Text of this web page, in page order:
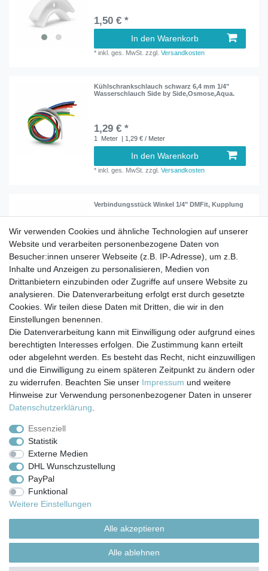
1,50 € *
In den Warenkorb
*inkl. ges. MwSt. zzgl.Versandkosten
Kühlschrankschlauch schwarz 6,4 mm 1/4"
Wasserschlauch Side by Side,Osmose,Aqua.
1,29 € *
1 Meter | 1,29 € / Meter
In den Warenkorb
*inkl. ges. MwSt. zzgl.Versandkosten
Verbindungsstück Winkel 1/4" DMFit, Kupplung
3,99 € *
In den Warenkorb
*inkl. ges. MwSt.zzgl. Versandkosten
Impressum Daten­schutz­erklärung AGB
Barrierefreiheitserklärung Widerrufs­recht
Versand- & Zahlungsbedingungen
Wir verwenden Cookies und ähnliche Technologien auf unserer
Website und verarbeiten personenbezogene Daten von
Besucher:innen unserer Webseite (z.B. IP-Adresse), um z.B.
Inhalte und Anzeigen zu personalisieren, Medien von
Drittanbietern einzubinden oder Zugriffe auf unsere Website zu
analysieren. Die Datenverarbeitung erfolgt erst durch gesetzte
Cookies. Wir teilen diese Daten mit Dritten, die wir in den
Einstellungen benennen.
Die Datenverarbeitung kann mit Einwilligung oder aufgrund eines
berechtigten Interesses erfolgen. Die Zustimmung kann erteilt
oder abgelehnt werden. Es besteht das Recht, nicht einzuwilligen
und die Einwilligung zu einem späteren Zeitpunkt zu ändern oder
zu widerrufen. Beachten Sie unser Impressum und weitere
Hinweise zur Verwendung personenbezogener Daten in unserer
Daten­schutz­erklärung
Essenziell
Statistik
Externe Medien
DHL Wunschzustellung
PayPal
Funktional
Weitere Einstellungen
Alle akzeptieren
Alle ablehnen